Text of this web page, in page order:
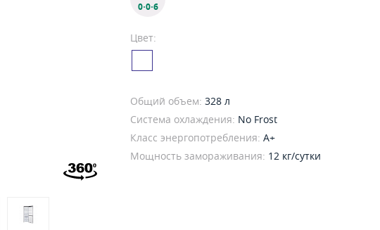
0·0·6
Цвет:
Общий объем: 328 л
Система охлаждения: No Frost
Класс энергопотребления: A+
Мощность замораживания: 12 кг/сутки